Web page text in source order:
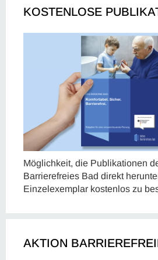
KOSTENLOSE
Möglichkeit, die Publikationen
Barrierefreies Bad direkt
Einzelexemplar kostenlos zu
AKTION